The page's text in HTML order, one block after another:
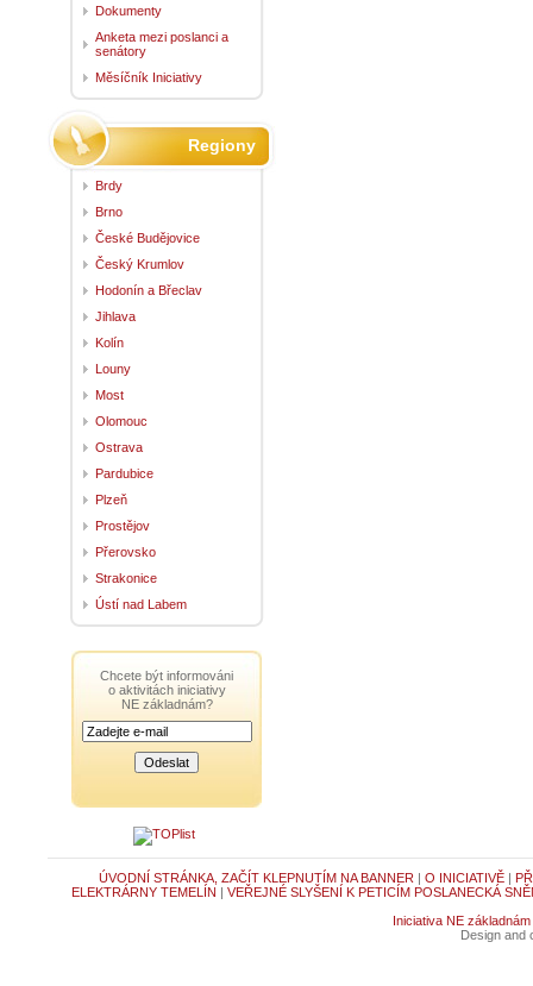
Dokumenty
Anketa mezi poslanci a
senátory
Měsíčník Iniciativy
Regiony
Brdy
Brno
České Budějovice
Český Krumlov
Hodonín a Břeclav
Jihlava
Kolín
Louny
Most
Olomouc
Ostrava
Pardubice
Plzeň
Prostějov
Přerovsko
Strakonice
Ústí nad Labem
Chcete být informováni
o aktivitách iniciativy
NE základnám?
ÚVODNÍ STRÁNKA, ZAČÍT KLEPNUTÍM NA BANNER | O INICIATIVĚ|
ELEKTRÁRNY TEMELÍN | VEŘEJNÉ SLYŠENÍ K PETICÍM POSLANECKÁ
Iniciativa NE základnám
Design and